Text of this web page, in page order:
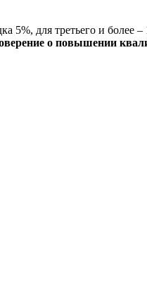
5%, для третьего и более –
о повышении